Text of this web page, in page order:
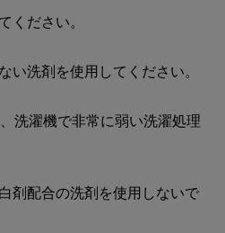
ください。
い洗剤を使用してください。
洗濯機で非常に弱い洗濯処理
剤配合の洗剤を使用しないで